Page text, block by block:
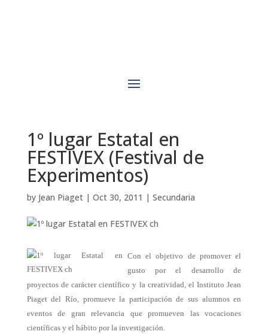
1º lugar Estatal en
FESTIVEX (Festival de
Experimentos)
by Jean Piaget| Oct 30, 2011 | Secundaria
Con el objetivo de promover el
gusto por el desarrollo de
proyectos de carácter científico y la creatividad, el Instituto Jean
Piaget del Río, promueve la participación de sus alumnos en
eventos de gran relevancia que promueven las vocaciones
científicas y el hábito por la investigación.